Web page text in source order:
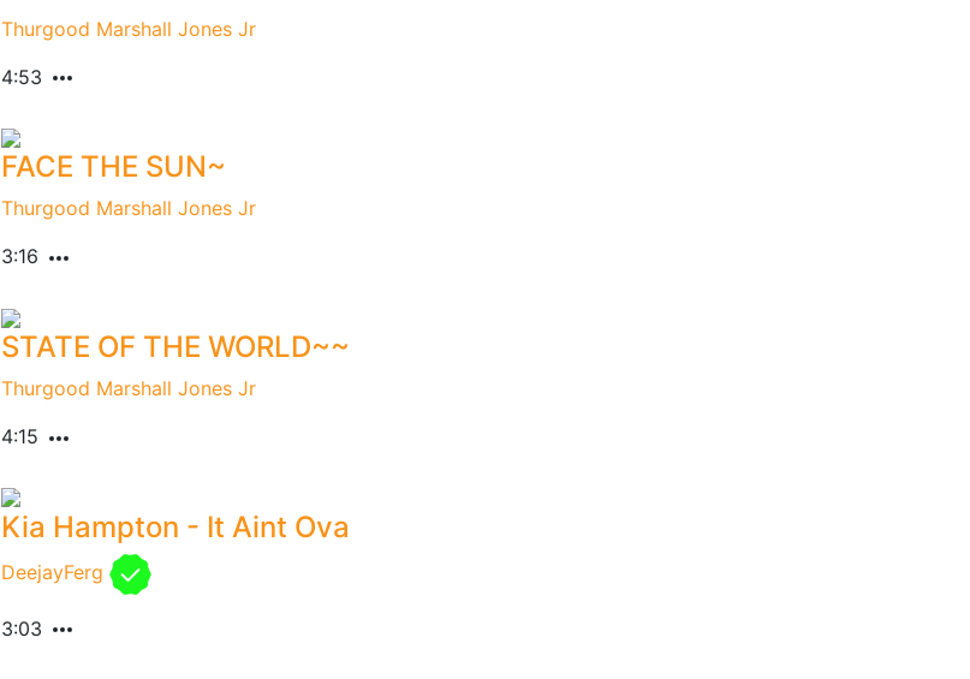
Thurgood Marshall Jones Jr
4:53
FACE THE SUN~
Thurgood Marshall Jones Jr
3:16
STATE OF THE WORLD~~
Thurgood Marshall Jones Jr
4:15
Kia Hampton - It Aint Ova
DeejayFerg
3:03